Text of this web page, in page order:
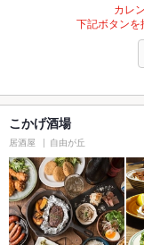
カレ
下記ボタンを
こかげ酒場
居酒屋 自由が丘